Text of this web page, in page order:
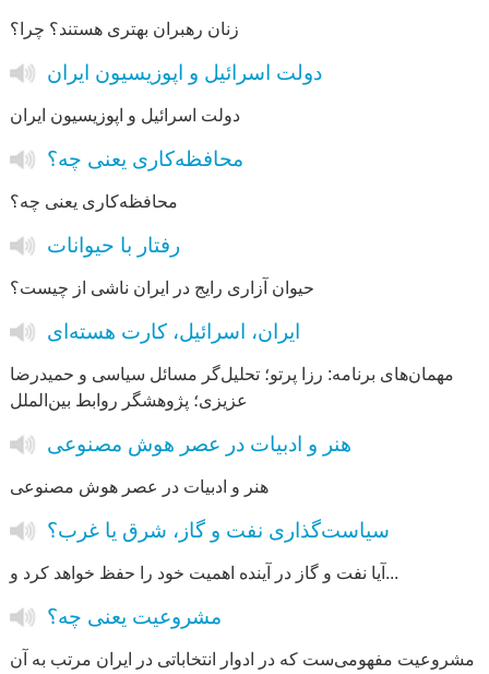
زنان رهبران بهتری هستند؟ چرا؟
دولت اسرائیل و اپوزیسیون ایران
دولت اسرائیل و اپوزیسیون ایران
محافظه‌کاری یعنی چه؟
محافظه‌کاری یعنی چه؟
رفتار با حیوانات
حیوان آزاری رایج در ایران ناشی از چیست؟
ایران، اسرائیل، کارت هسته‌ای
مهمان‌های برنامه: رزا پرتو؛ تحلیل‌گر مسائل سیاسی و حمیدرضا
عزیزی؛ پژوهشگر روابط بین‌الملل
هنر و ادبیات در عصر هوش مصنوعی
هنر و ادبیات در عصر هوش مصنوعی
سیاست‌گذاری نفت و گاز، شرق یا غرب؟
آیا نفت و گاز در آینده اهمیت خود را حفظ خواهد کرد و...
مشروعیت یعنی چه؟
مشروعیت مفهومی‌ست که در ادوار انتخاباتی در ایران مرتب به آن